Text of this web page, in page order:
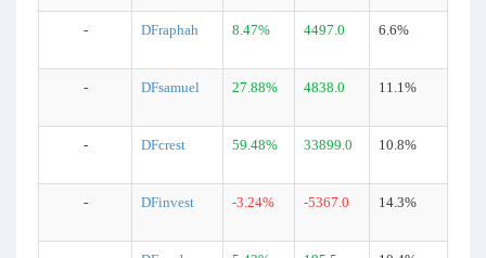
- DFraphah 8.47% 4497.0 6.6%
- DFsamuel 27.88% 4838.0 11.1%
- DFcrest 59.48% 33899.0 10.8%
- DFinvest -3.24% -5367.0 14.3%